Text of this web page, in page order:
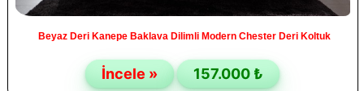
Beyaz Deri Kanepe Baklava Dilimli Modern Chester Deri Koltuk
İncele » 157.000 ₺